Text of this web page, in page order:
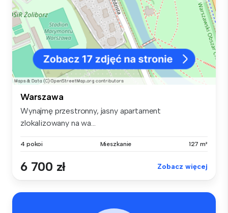
Warszawa
Wynajmę przestronny, jasny apartament
zlokalizowany na wa...
4 pokoi Mieszkanie 127 m²
6 700 zł Zobacz więcej